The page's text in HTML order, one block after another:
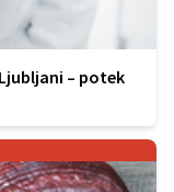
– potek